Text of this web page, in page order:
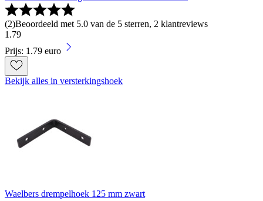
(2)Beoordeeld met 5.0 van de 5 sterren, 2 klantreviews
1 .79
Prijs: 1.79 euro
Bekijk alles in versterkingshoek
Waelbers drempelhoek 125 mm zwart